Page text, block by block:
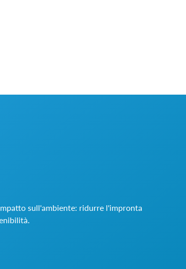
sull'ambiente: ridurre l'impronta